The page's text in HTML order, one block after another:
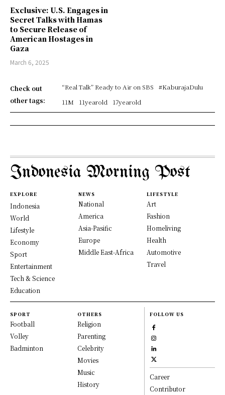
Exclusive: U.S. Engages in
Secret Talks with Hamas
to Secure Release of
American Hostages in
Gaza
March 6, 2025
Check out
other tags:
“Real Talk” Ready to Air on SBS
#KaburajaDulu
11M
11yearold 17yearold
Indonesia Morning Post
EXPLORE
Indonesia
World
Lifestyle
Economy
Sport
Entertainment
Tech & Science
Education
NEWS
National
America
Asia-Pasific
Europe
Middle East-Africa
LIFESTYLE
Art
Fashion
Homeliving
Health
Automotive
Travel
SPORT
Football
Volley
Badminton
OTHERS
Religion
Parenting
Celebrity
Movies
Music
History
FOLLOW US
Career
Contributor